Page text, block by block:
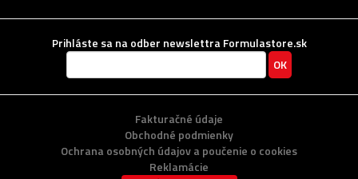
Prihláste sa na odber newslettra Formulastore.sk
Fakturačné údaje
Obchodné podmienky
Ochrana osobných údajov a poučenie o cookies
Reklamácie